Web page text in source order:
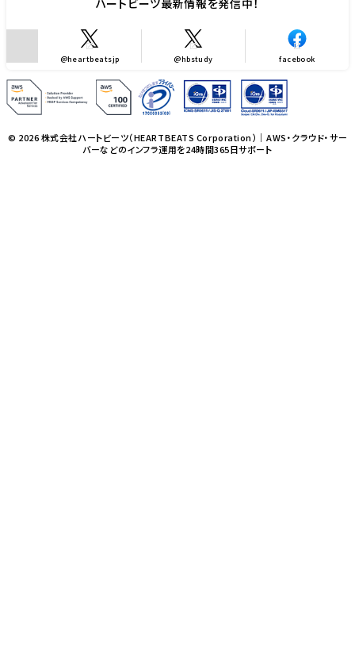
ハートビーツ最新情報を発信中！
@heartbeatsjp @hbstudy facebook
© 2026 株式会社ハートビーツ（HEARTBEATS Corporation）｜AWS・クラウド・サー
バーなどのインフラ運用を24時間365日サポート